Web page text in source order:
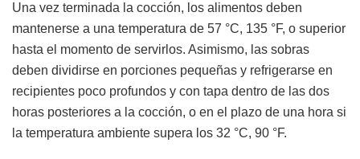
Una vez terminada la cocción, los alimentos deben
mantenerse a una temperatura de 57 °C, 135 °F, o superior
hasta el momento de servirlos. Asimismo, las sobras
deben dividirse en porciones pequeñas y refrigerarse en
recipientes poco profundos y con tapa dentro de las dos
horas posteriores a la cocción, o en el plazo de una hora si
la temperatura ambiente supera los 32 °C, 90 °F.